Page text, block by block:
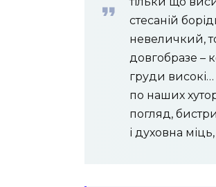
стесаній
невеличкий,
довгобразе –
груди високі…
по наших
погляд,
і духовна